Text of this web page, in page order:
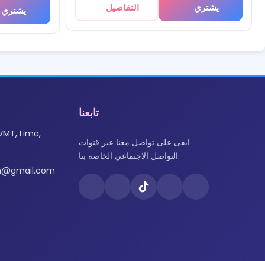
يشتري التفاصيل يشتري
Lima,
تابعنا
ابقى على تواصل معنا عبر قنوات
التواصل الاجتماعي الخاصة بنا.